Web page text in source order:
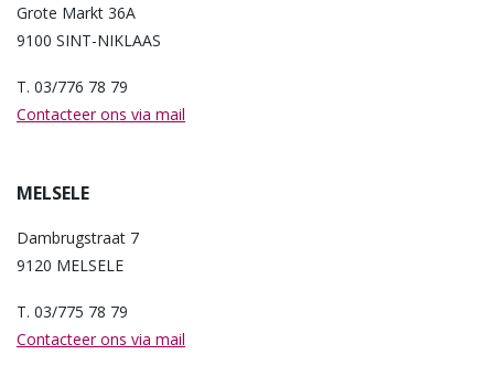
Grote Markt 36A
9100 SINT-NIKLAAS
T. 03/776 78 79
Contacteer ons via mail
MELSELE
Dambrugstraat 7
9120 MELSELE
T. 03/775 78 79
Contacteer ons via mail